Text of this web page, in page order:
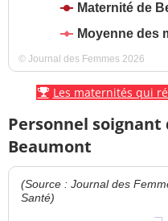
Maternité de
Moyenne des
© Journal des Femmes 2026
Les maternités qui
Personnel
Beaumont
(Source : Journal des
Santé)